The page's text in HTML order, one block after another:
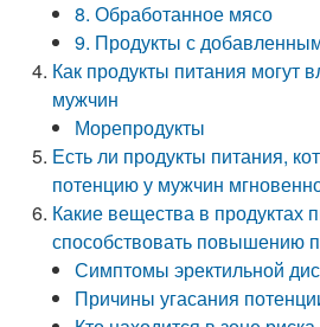
8. Обработанное мясо
9. Продукты с
Как продукты питания могут
мужчин
Морепродукты
Есть ли продукты питания,
потенцию у мужчин
Какие вещества в продуктах
способствовать повышению
Симптомы эректильной
Причины угасания